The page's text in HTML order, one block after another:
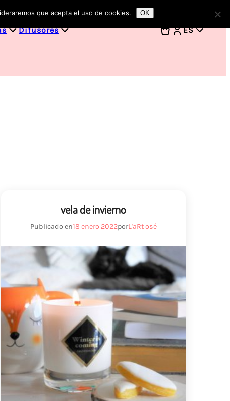
Difusores ES
vela de invierno
Publicado en18 enero 2022porL'aRt osé
que acepta el uso de cookies. OK